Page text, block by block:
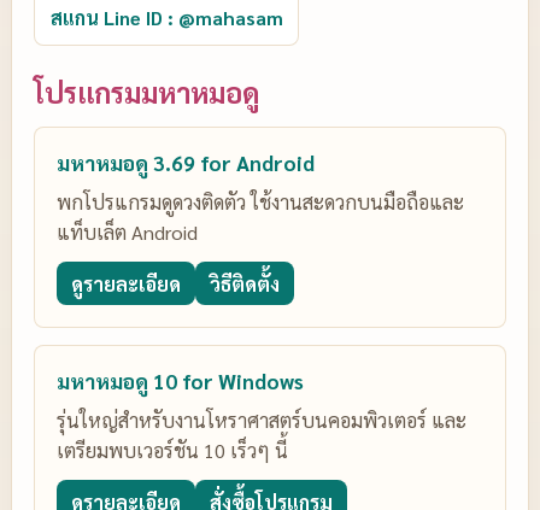
สแกน Line ID : @mahasam
โปรแกรมมหาหมอดู
มหาหมอดู 3.69 for Android
พกโปรแกรมดูดวงติดตัว ใช้งานสะดวกบนมือถือและ
แท็บเล็ต Android
ดูรายละเอียด วิธีติดตั้ง
มหาหมอดู 10 for Windows
รุ่นใหญ่สำหรับงานโหราศาสตร์บนคอมพิวเตอร์ และ
เตรียมพบเวอร์ชัน 10 เร็วๆ นี้
ดูรายละเอียด สั่งซื้อโปรแกรม